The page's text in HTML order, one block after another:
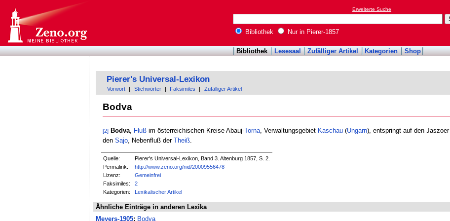
Erweiterte Suche
Bibliothek Nur in Pierer-1857
Bibliothek Lesesaal Zufälliger Artikel Kategorien Shop
Pierer's Universal-Lexikon
Vorwort Stichwörter Faksimiles Zufälliger Artikel
Bodva
[2] Bodva, Flußim österreichischen Kreise Abauj-Torna, Verwaltungsgebiet Kaschau(Ungarn), entspringt auf den Jaszoer
den Sajo, Nebenfluß der Theiß.
Quelle:
Pierer's Universal-Lexikon, Band 3. Altenburg 1857, S. 2.
Permalink:
http://www.zeno.org/nid/20009556478
Lizenz:
Gemeinfrei
Faksimiles:
2
Kategorien:
Lexikalischer Artikel
Ähnliche Einträge in anderen Lexika
Meyers-1905: Bodva